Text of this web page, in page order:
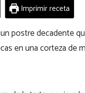
Imprimir receta
postre decadente
en una corteza de